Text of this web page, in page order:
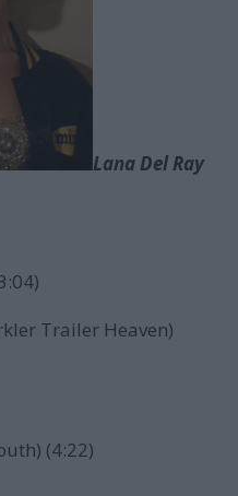
Lana Del Ray
Trailer Heaven)
(4:22)